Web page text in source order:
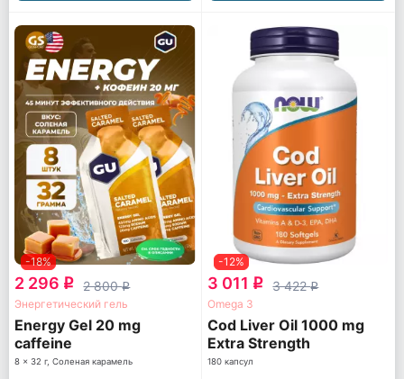
-18%
2 296 q 2 800q
Энергетический гель
Energy Gel 20 mg
caffeine
8 x 32 г, Соленая карамель
-12%
3 011 q 3 422q
Omega 3
Cod Liver Oil 1000 mg
Extra Strength
180 капсул